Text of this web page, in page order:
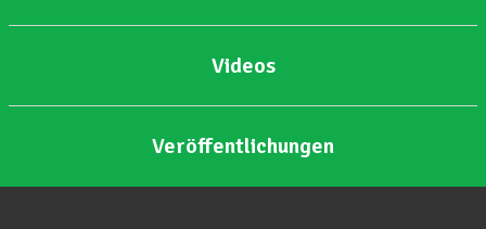
Videos
Veröffentlichungen